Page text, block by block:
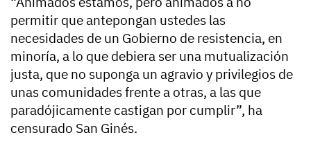
permitir que antepongan ustedes las
necesidades de un Gobierno de resistencia, en
minoría, a lo que debiera ser una mutualización
justa, que no suponga un agravio y privilegios de
unas comunidades frente a otras, a las que
paradójicamente castigan por cumplir”, ha
censurado San Ginés.